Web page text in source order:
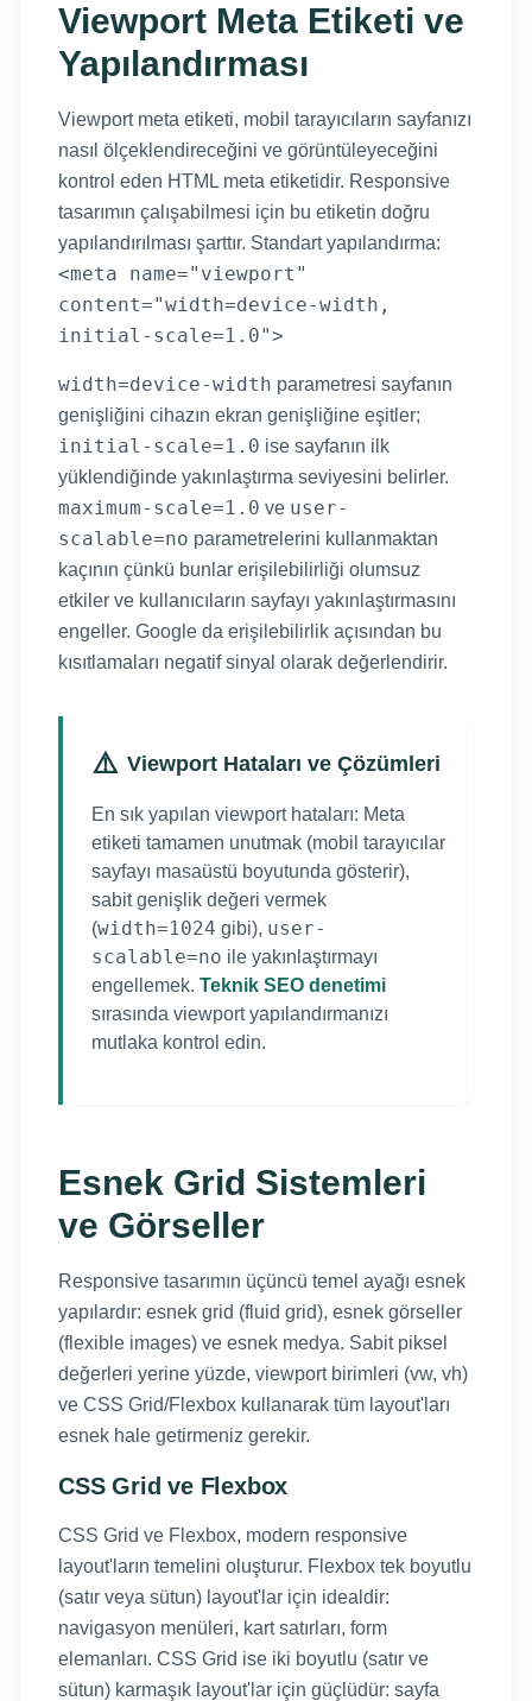
Viewport Meta Etiketi ve
Yapılandırması
Viewport meta etiketi, mobil tarayıcıların sayfanızı
nasıl ölçeklendireceğini ve görüntüleyeceğini
kontrol eden HTML meta etiketidir. Responsive
tasarımın çalışabilmesi için bu etiketin doğru
yapılandırılması şarttır. Standart yapılandırma:
<meta name="viewport"
content="width=device-width,
initial-scale=1.0">
width=device-width parametresi sayfanın
genişliğini cihazın ekran genişliğine eşitler;
initial-scale=1.0 ise sayfanın ilk
yüklendiğinde yakınlaştırma seviyesini belirler.
maximum-scale=1.0 ve user-
scalable=no parametrelerini kullanmaktan
kaçının çünkü bunlar erişilebilirliği olumsuz
etkiler ve kullanıcıların sayfayı yakınlaştırmasını
engeller. Google da erişilebilirlik açısından bu
kısıtlamaları negatif sinyal olarak değerlendirir.
⚠️ Viewport Hataları ve Çözümleri
En sık yapılan viewport hataları: Meta
etiketi tamamen unutmak (mobil tarayıcılar
sayfayı masaüstü boyutunda gösterir),
sabit genişlik değeri vermek
(width=1024 gibi), user-
scalable=no ile yakınlaştırmayı
engellemek. Teknik SEO denetimi
sırasında viewport yapılandırmanızı
mutlaka kontrol edin.
Esnek Grid Sistemleri
ve Görseller
Responsive tasarımın üçüncü temel ayağı esnek
yapılardır: esnek grid (fluid grid), esnek görseller
(flexible images) ve esnek medya. Sabit piksel
değerleri yerine yüzde, viewport birimleri (vw, vh)
ve CSS Grid/Flexbox kullanarak tüm layout'ları
esnek hale getirmeniz gerekir.
CSS Grid ve Flexbox
CSS Grid ve Flexbox, modern responsive
layout'ların temelini oluşturur. Flexbox tek boyutlu
(satır veya sütun) layout'lar için idealdir:
navigasyon menüleri, kart satırları, form
elemanları. CSS Grid ise iki boyutlu (satır ve
sütun) karmaşık layout'lar için güçlüdür: sayfa